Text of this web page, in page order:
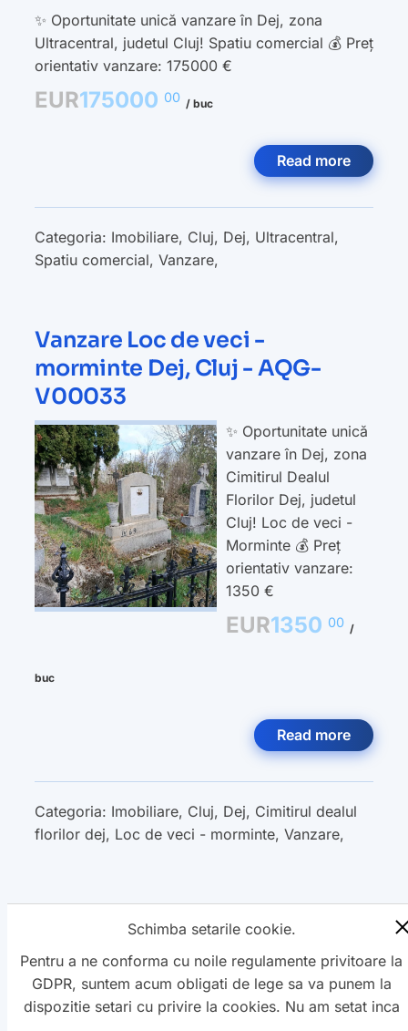
✨ Oportunitate unică vanzare în Dej, zona
Ultracentral, judetul Cluj! Spatiu comercial 💰 Preț
orientativ vanzare: 175000 €
EUR175000 00 / buc
Read more
Categoria: Imobiliare, Cluj, Dej, Ultracentral,
Spatiu comercial, Vanzare,
Vanzare Loc de veci -
morminte Dej, Cluj - AQG-
V00033
✨ Oportunitate unică
vanzare în Dej, zona
Cimitirul Dealul
Florilor Dej, judetul
Cluj! Loc de veci -
Morminte 💰 Preț
orientativ vanzare:
1350 €
EUR1350 00 /
buc
Read more
Categoria: Imobiliare, Cluj, Dej, Cimitirul dealul
florilor dej, Loc de veci - morminte, Vanzare,
1 2 3 Next »
Schimba setarile cookie.
Pentru a ne conforma cu noile regulamente privitoare la
GDPR, suntem acum obligati de lege sa va punem la
dispozitie setari cu privire la cookies. Nu am setat inca